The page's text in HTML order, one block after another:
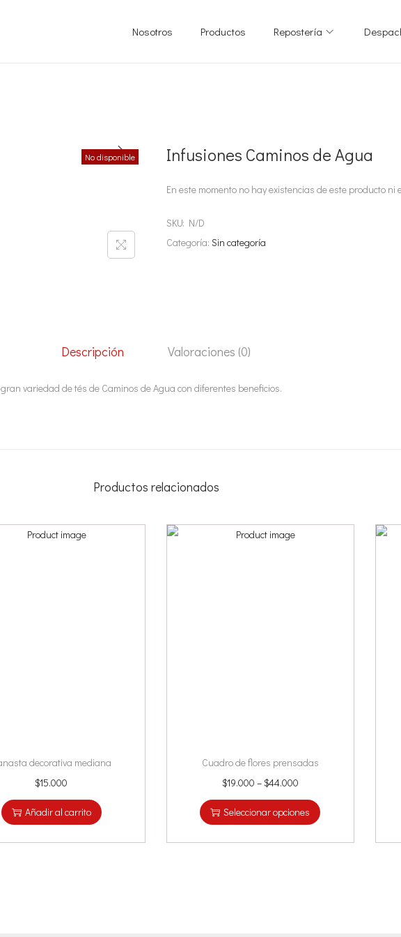
Nosotros Productos Repostería
No disponible Infusiones Caminos de Agua
En este momento no hay existencias de este producto ni
SKU: N/D
Categoría: Sin categoría
Descripción Valoraciones (0)
variedad de tés de Caminos de Agua con diferentes beneficios.
Productos relacionados
decorativa mediana
$15.000
Añadir al carrito
Cuadro de flores prensadas
$19.000 –$44.000
Seleccionar opciones